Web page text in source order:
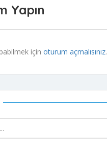
Yapın
için oturum açmalısınız.